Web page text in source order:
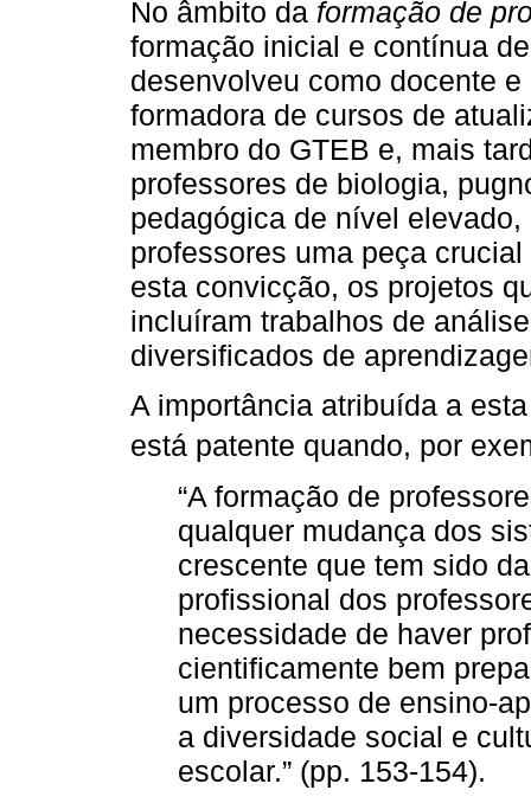
No âmbito da formação de
formação inicial e contínua
desenvolveu como docente
formadora de cursos de
membro do GTEB e, mais
professores de biologia,
pedagógica de nível
professores uma peça
esta convicção, os projetos
incluíram trabalhos de
diversificados de
A importância atribuída a
está patente quando, por
“A formação de
qualquer mudança dos
crescente que tem sido
profissional dos
necessidade de haver
cientificamente bem
um processo de ensino-
a diversidade social e
escolar.” (pp. 153-154).